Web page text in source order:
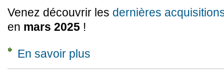
Venez découvrir les dernières
en mars 2025 !
En savoir plus